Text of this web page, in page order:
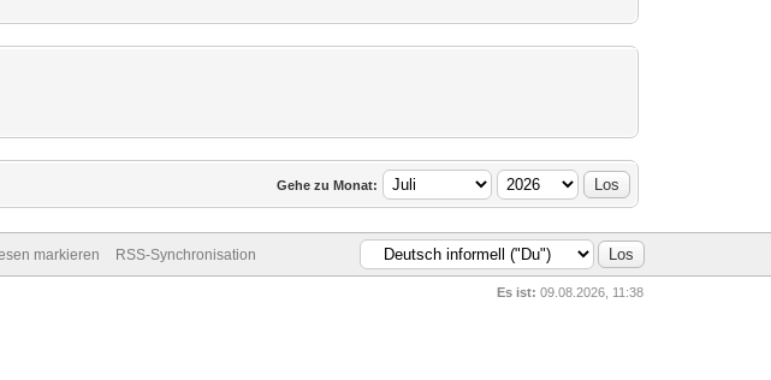
Gehe zu Monat:
markieren RSS-Synchronisation
Es ist: 09.08.2026, 11:38